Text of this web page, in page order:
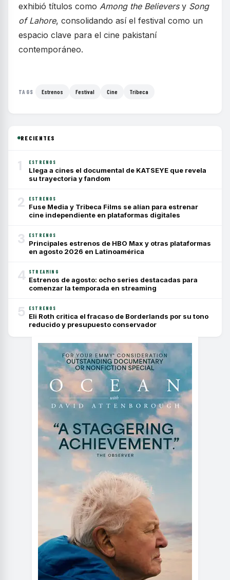
exhibió títulos como Among the Believersy Song
of Lahore, consolidando así el festival como un
espacio clave para el cine pakistaní
contemporáneo.
TAGS Estrenos Festival Cine Tribeca
RECIENTES
1 ESTRENOS
Llega a cines el documental de KATSEYE que revela
su trayectoria y fandom
2 ESTRENOS
Fuse Media y Tribeca Films se alían para estrenar
cine independiente en plataformas digitales
3 ESTRENOS
Principales estrenos de HBO Max y otras plataformas
en agosto 2026 en Latinoamérica
4 STREAMING
Estrenos de agosto: ocho series destacadas para
comenzar la temporada en streaming
5 ESTRENOS
Eli Roth critica el fracaso de Borderlands por su tono
reducido y presupuesto conservador